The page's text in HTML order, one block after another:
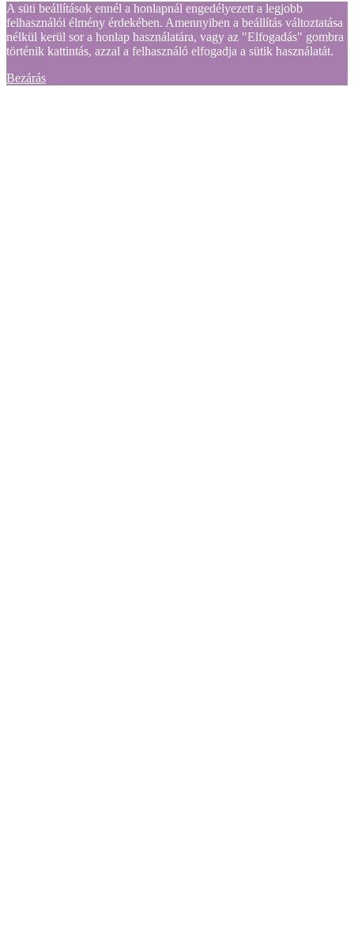
A süti beállítások ennél a honlapnál engedélyezett a legjobb
felhasználói élmény érdekében. Amennyiben a beállítás változtatása
nélkül kerül sor a honlap használatára, vagy az "Elfogadás" gombra
történik kattintás, azzal a felhasználó elfogadja a sütik használatát.
Bezárás